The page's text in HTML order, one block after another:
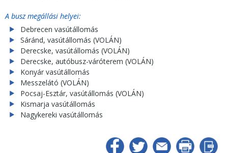
A busz megállási helyei:
Debrecen vasútállomás
Sáránd, vasútállomás (VOLÁN)
Derecske, vasútállomás (VOLÁN)
Derecske, autóbusz-váróterem (VOLÁN)
Konyár vasútállomás
Messzelátó (VOLÁN)
Pocsaj-Esztár, vasútállomás (VOLÁN)
Kismarja vasútállomás
Nagykereki vasútállomás